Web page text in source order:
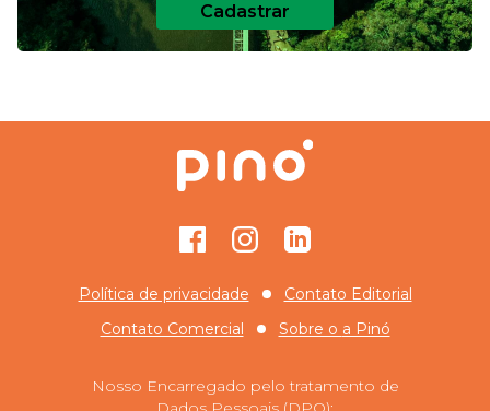
Cadastrar
FacebookInstagramGitHub
Política de privacidade
Contato Editorial
Contato Comercial
Sobre o a Pinó
Nosso Encarregado pelo tratamento de